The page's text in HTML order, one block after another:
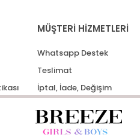
MÜŞTERİ HİZMETLERİ
Whatsapp Destek
Teslimat
İptal, İade, Değişim